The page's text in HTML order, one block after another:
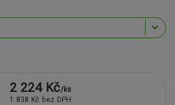
2 224 Kč/ks
1 838 Kč bez DPH